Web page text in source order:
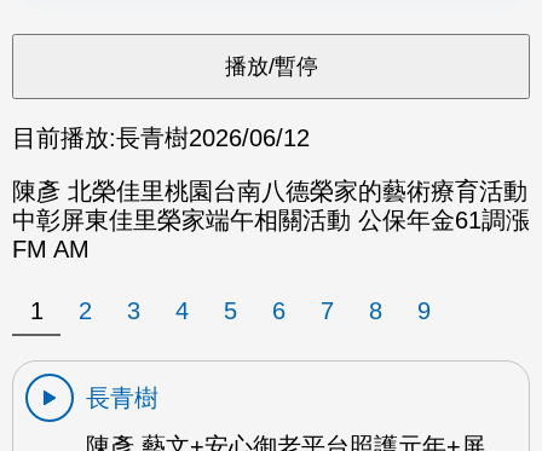
目前播放:長青樹2026/06/12
陳彥 北榮佳里桃園台南八德榮家的藝術療育活動
中彰屏東佳里榮家端午相關活動 公保年金61調漲
FM AM
1 2 3 4 5 6 7 8 9
長青樹